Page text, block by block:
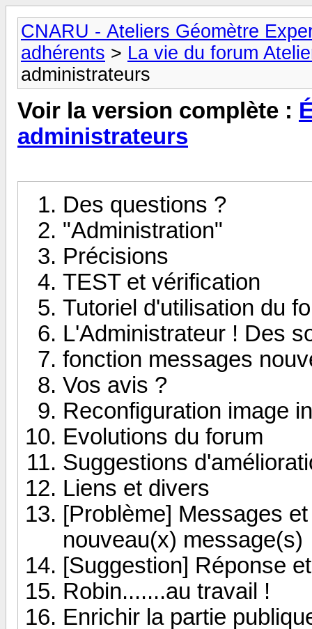
CNARU - Ateliers Géomètre
adhérents > La vie du forum
administrateurs
Voir la version complète :
administrateurs
Des questions ?
"Administration"
Précisions
TEST et vérification
Tutoriel d'utilisation du
L'Administrateur ! Des
fonction messages
Vos avis ?
Reconfiguration image
Evolutions du forum
Suggestions
Liens et divers
[Problème] Messages
nouveau(x) message(s)
[Suggestion] Réponse
Robin.......au travail !
Enrichir la partie